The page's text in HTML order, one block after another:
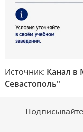
Источник: Канал в
Севастополь"